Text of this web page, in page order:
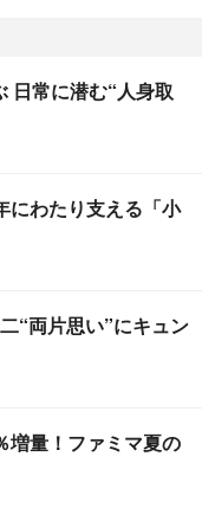
日常に潜む“人身取
にわたり支える「小
“両片思い”にキュン
増量！ファミマ夏の